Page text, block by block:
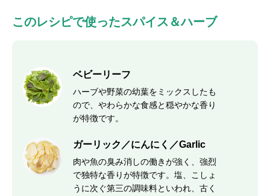
このレシピで使ったスパイス＆ハーブ
ベビーリーフ
ハーブや野菜の幼葉をミックスしたも
ので、やわらかな食感と穏やかな香り
が特徴です。
ガーリック／にんにく／Garlic
肉や魚の臭み消しの働きが強く、強烈
で独特な香りが特徴です。塩、こしょ
うに次ぐ第三の調味料といわれ、古く